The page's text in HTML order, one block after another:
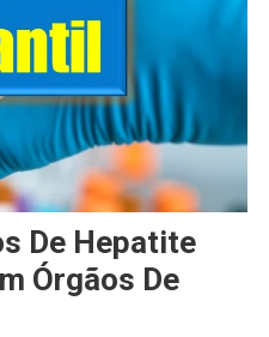
De Hepatite
Órgãos De